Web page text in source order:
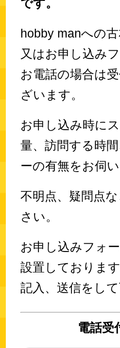
です。
hobby manへの
又はお申し込み
お電話の場合は
ざいます。
お申し込み時に
量、訪問する時
ーの有無をお伺
不明点、疑問点
さい。
お申し込みフォ
設置しておりま
記入、送信をして
電話受